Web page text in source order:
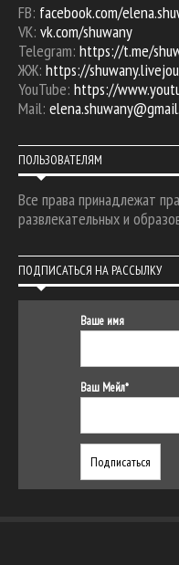
FB: facebook.com/
VK: vk.com/shuwany
Telegram: https://t.me/
ЖЖ: https://
YouTube: https://
Mail:
ПОЛЬЗОВАТЕЛЯМ
Все права принадлежат
развлекательных и
ПОДПИСАТЬСЯ НА РАССЫЛКУ
Ваше имя
Ваш Мейл*